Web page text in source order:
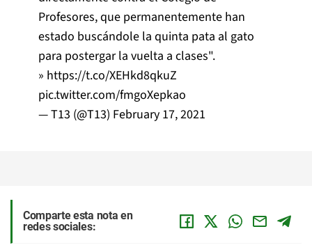
Profesores, que permanentemente han
estado buscándole la quinta pata al gato
para postergar la vuelta a clases".
» https://t.co/XEHkd8qkuZ
pic.twitter.com/fmgoXepkao
— T13 (@T13) February 17, 2021
Comparte esta nota en
redes sociales: